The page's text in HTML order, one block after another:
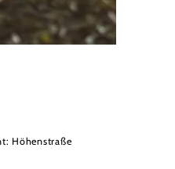
Höhenstraße